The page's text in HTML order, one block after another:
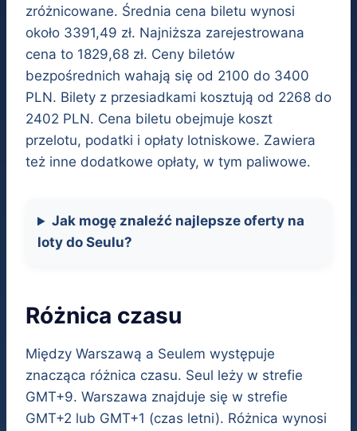
zróżnicowane. Średnia cena biletu wynosi
około 3391,49 zł. Najniższa zarejestrowana
cena to 1829,68 zł. Ceny biletów
bezpośrednich wahają się od 2100 do 3400
PLN. Bilety z przesiadkami kosztują od 2268 do
2402 PLN. Cena biletu obejmuje koszt
przelotu, podatki i opłaty lotniskowe. Zawiera
też inne dodatkowe opłaty, w tym paliwowe.
Jak mogę znaleźć najlepsze oferty na
loty do Seulu?
Różnica czasu
Między Warszawą a Seulem występuje
znacząca różnica czasu. Seul leży w strefie
GMT+9. Warszawa znajduje się w strefie
GMT+2 lub GMT+1 (czas letni). Różnica wynosi